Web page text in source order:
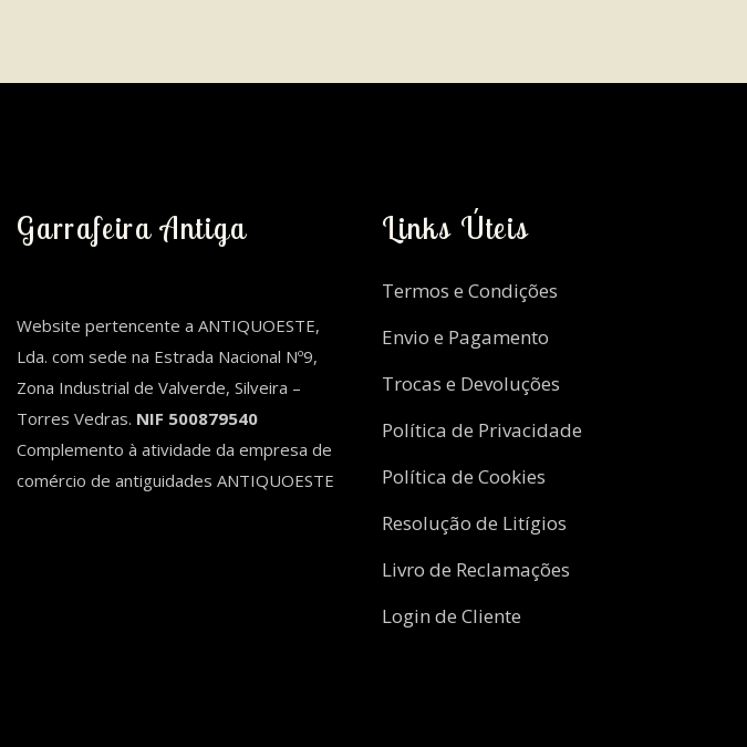
Garrafeira Antiga
Website pertencente a ANTIQUOESTE,
Lda. com sede na Estrada Nacional Nº9,
Zona Industrial de Valverde, Silveira –
Torres Vedras. NIF 500879540
Complemento à atividade da empresa de
comércio de antiguidades ANTIQUOESTE
Links Úteis
Termos e Condições
Envio e Pagamento
Trocas e Devoluções
Política de Privacidade
Política de Cookies
Resolução de Litígios
Livro de Reclamações
Login de Cliente